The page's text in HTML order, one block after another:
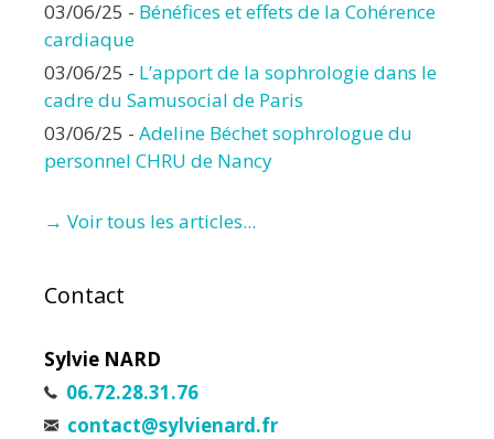
03/06/25 - Bénéfices et effets de la Cohérence
cardiaque
03/06/25 - L’apport de la sophrologie dans le
cadre du Samusocial de Paris
03/06/25 - Adeline Béchet sophrologue du
personnel CHRU de Nancy
→ Voir tous les articles...
Contact
Sylvie NARD
06.72.28.31.76
contact@sylvienard.fr